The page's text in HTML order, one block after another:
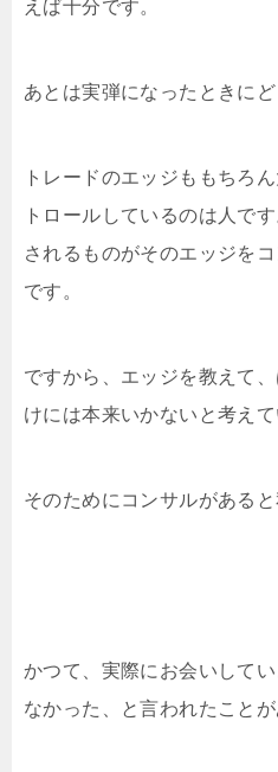
えば十分です。
あとは実弾になったときにど
トレードのエッジももちろ
トロールしているのは人で
されるものがそのエッジを
です。
ですから、エッジを教えて
けには本来いかないと考えて
そのためにコンサルがあると
かつて、実際にお会いして
なかった、と言われたことが